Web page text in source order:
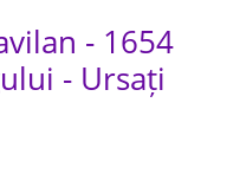
- 1654
- Ursați